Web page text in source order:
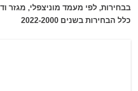
בבחירות, לפי מעמד מוניצפלי, מגזר
כלל הבחירות בשנים 2022-2000